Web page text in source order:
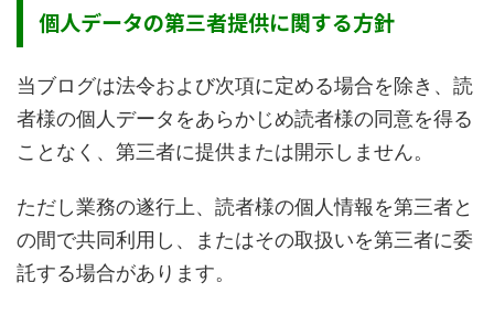
個人データの第三者提供に関する方針
当ブログは法令および次項に定める場合を除き、読
者様の個人データをあらかじめ読者様の同意を得る
ことなく、第三者に提供または開示しません。
ただし業務の遂行上、読者様の個人情報を第三者と
の間で共同利用し、またはその取扱いを第三者に委
託する場合があります。